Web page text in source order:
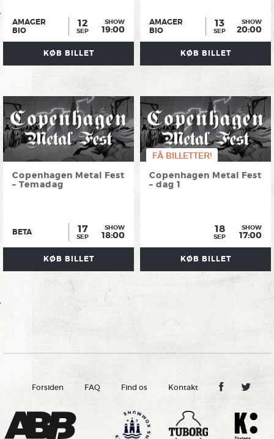
AMAGER
BIO
12
SEP
SHOW
19:00
KØB BILLET
AMAGER
BIO
13
SEP
SHOW
20:00
KØB BILLET
Copenhagen Metal Fest
– Temadag
BETA 17
SEP
SHOW
18:00
KØB BILLET
FÅ BILLETTER!
Copenhagen Metal Fest
– dag 1
18
SEP
SHOW
17:00
KØB BILLET
Forsiden FAQ Find os Kontakt